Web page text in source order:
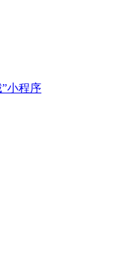
小程序